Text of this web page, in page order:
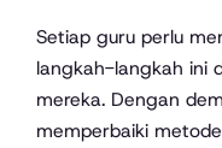
Setiap guru perlu
langkah-langkah ini
mereka. Dengan
memperbaiki